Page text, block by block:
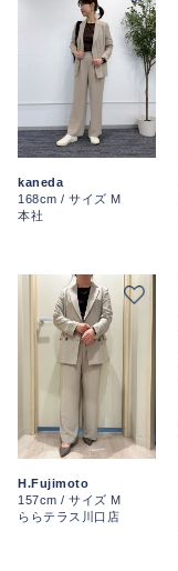
kaneda
168cm / サイズ M
本社
H.Fujimoto
157cm / サイズ M
ららテラス川口店